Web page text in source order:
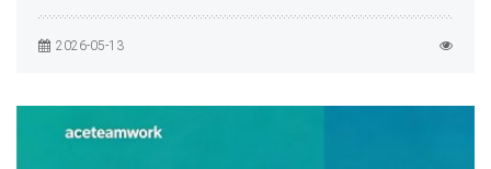
2026-05-13